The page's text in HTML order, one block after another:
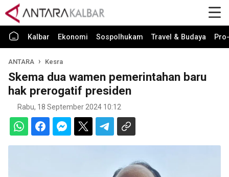
Kalbar Ekonomi Sospolhukam Travel & Budaya
ANTARA Kesra
Skema dua wamen pemerintahan baru
hak prerogatif presiden
Rabu, 18 September 2024 10:12